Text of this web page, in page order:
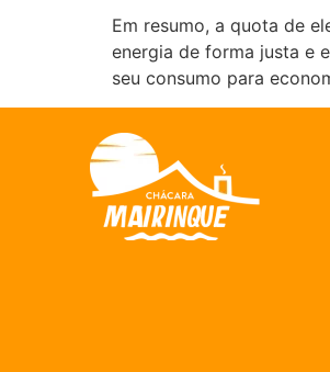
Em resumo, a quota de
energia de forma justa e
seu consumo para